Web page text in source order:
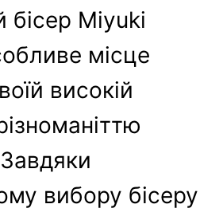
бісер Miyuki
місце
високій
вибору бісеру